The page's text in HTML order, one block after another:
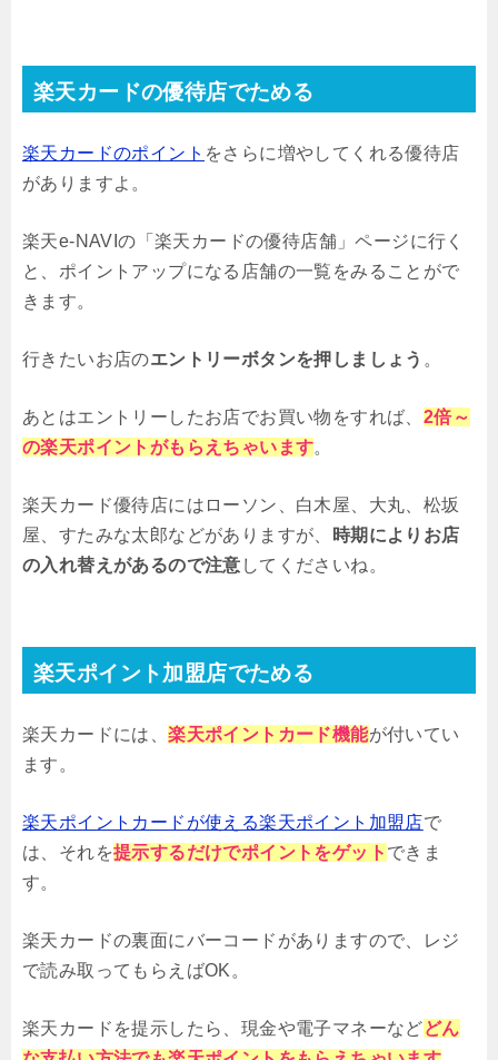
楽天カードの優待店でためる
楽天カードのポイント をさらに増やしてくれる優待店
がありますよ。
楽天e-NAVIの「楽天カードの優待店舗」ページに行く
と、ポイントアップになる店舗の一覧をみることがで
きます。
行きたいお店のエントリーボタンを押しましょう 。
あとはエントリーしたお店でお買い物をすれば、 2倍～
の楽天ポイントがもらえちゃいます。
楽天カード優待店にはローソン、白木屋、大丸、松坂
屋、すたみな太郎などがありますが、
時期によりお店
の入れ替えがあるので注意 してくださいね。
楽天ポイント加盟店でためる
楽天カードには、楽天ポイントカード機能が付いてい
ます。
楽天ポイントカードが使える楽天ポイント加盟店で
は、それを提示するだけでポイントをゲット できま
す。
楽天カードの裏面にバーコードがありますので、レジ
で読み取ってもらえばOK。
楽天カードを提示したら、現金や電子マネーなどどん